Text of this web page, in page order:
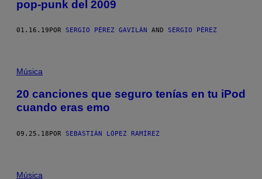
pop-punk del 2009
01.16.19 POR SERGIO PÉREZ GAVILÁN AND SERGIO PÉREZ
Música
20 canciones que seguro tenías en tu iPod
cuando eras emo
09.25.18POR SEBASTIÁN LÓPEZ RAMÍREZ
Música